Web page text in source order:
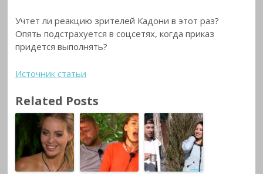
Учтет ли реакцию зрителей Кадони в этот раз?
Опять подстрахуется в соцсетях, когда приказ
придется выполнять?
Источник статьи
Related Posts